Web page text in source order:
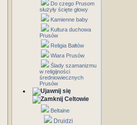
Do czego Prusom
służyły ścięte głowy
Kamienne baby
Kultura duchowa
Prusów
Religia Bałtów
Wiara Prusów
Ślady szamanizmu
w religijności
średniowiecznych
Prusów
Celtowie
Beltaine
Druidzi